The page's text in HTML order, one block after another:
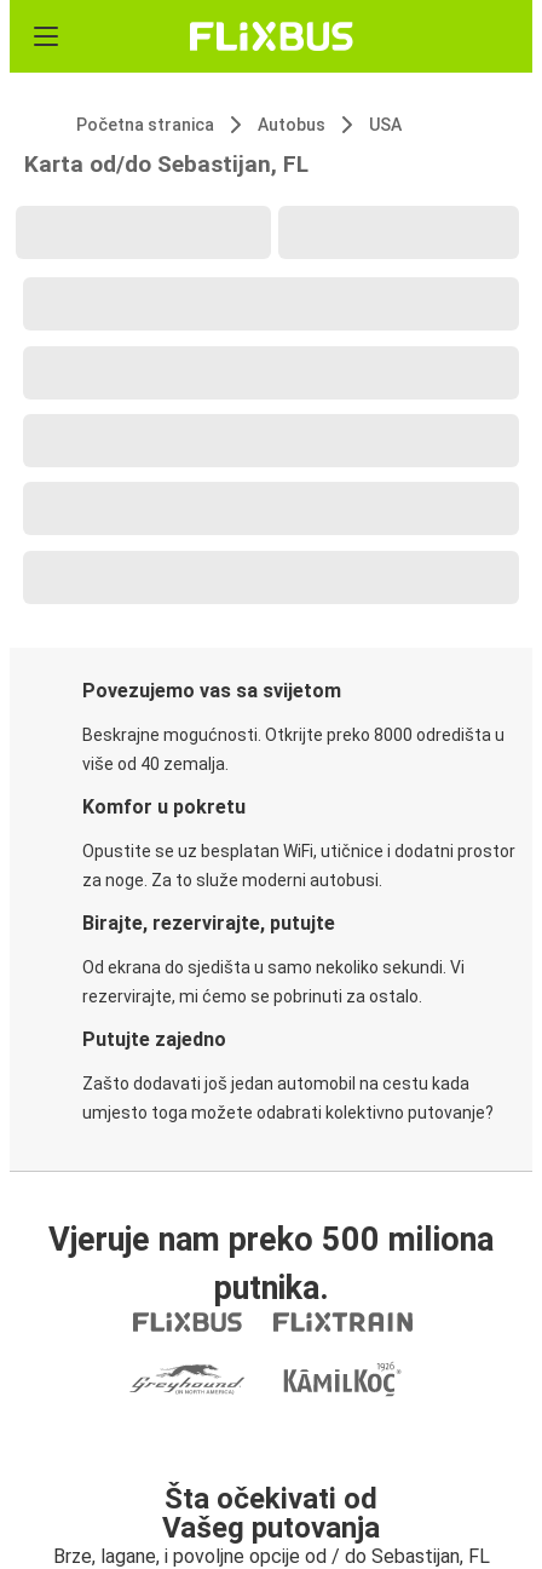
Početna stranica Autobus USA
Karta od/do Sebastijan, FL
Povezujemo vas sa svijetom
Beskrajne mogućnosti. Otkrijte preko 8000 odredišta u
više od 40 zemalja.
Komfor u pokretu
Opustite se uz besplatan WiFi, utičnice i dodatni prostor
za noge. Za to služe moderni autobusi.
Birajte, rezervirajte, putujte
Od ekrana do sjedišta u samo nekoliko sekundi. Vi
rezervirajte, mi ćemo se pobrinuti za ostalo.
Putujte zajedno
Zašto dodavati još jedan automobil na cestu kada
umjesto toga možete odabrati kolektivno putovanje?
Vjeruje nam preko 500 miliona
putnika.
Šta očekivati od
Vašeg putovanja
Brze, lagane, i povoljne opcije od / do Sebastijan, FL